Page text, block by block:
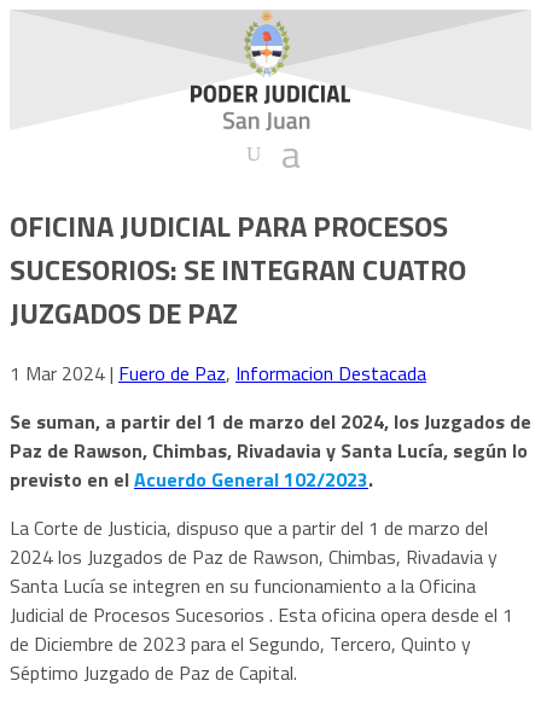
OFICINA JUDICIAL PARA PROCESOS
SUCESORIOS: SE INTEGRAN CUATRO
JUZGADOS DE PAZ
1 Mar 2024| Fuero de Paz, Informacion Destacada
Se suman, a partir del 1 de marzo del 2024, los Juzgados de
Paz de Rawson, Chimbas, Rivadavia y Santa Lucía, según lo
previsto en elAcuerdo General 102/2023.
La Corte de Justicia, dispuso que a partir del 1 de marzo del
2024 los Juzgados de Paz de Rawson, Chimbas, Rivadavia y
Santa Lucía se integren en su funcionamiento a la Oficina
Judicial de Procesos Sucesorios . Esta oficina opera desde el 1
de Diciembre de 2023 para el Segundo, Tercero, Quinto y
Séptimo Juzgado de Paz de Capital.